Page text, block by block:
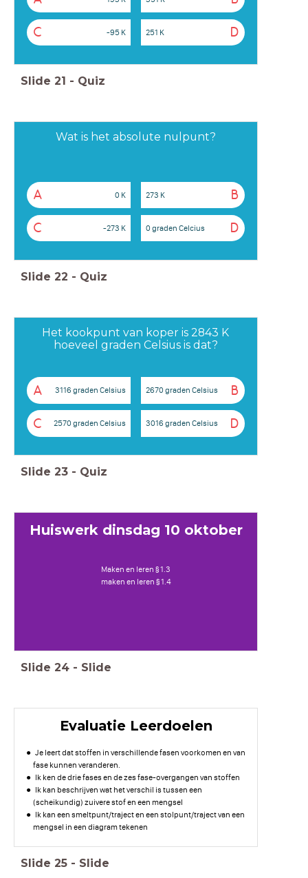
C -95 K D
251 K
Slide 21 - Quiz
Wat is het absolute nulpunt?
A 0 K B
273 K
C -273 K D
0 graden Celcius
Slide 22 - Quiz
Het kookpunt van koper is 2843 K
hoeveel graden Celsius is dat?
A 3116 graden Celsius B
2670 graden Celsius
C 2570 graden Celsius D
3016 graden Celsius
Slide 23 - Quiz
Huiswerk dinsdag 10 oktober
Maken en leren § 1.3
maken en leren § 1.4
Slide 24 - Slide
Evaluatie Leerdoelen
Je leert dat stoffen in verschillende fasen voorkomen en van
fase kunnen veranderen.
Ik ken de drie fases en de zes fase-overgangen van stoffen
Ik kan beschrijven wat het verschil is tussen een
(scheikundig) zuivere stof en een mengsel
Ik kan een smeltpunt/traject en een stolpunt/traject van een
mengsel in een diagram tekenen
Slide 25 - Slide